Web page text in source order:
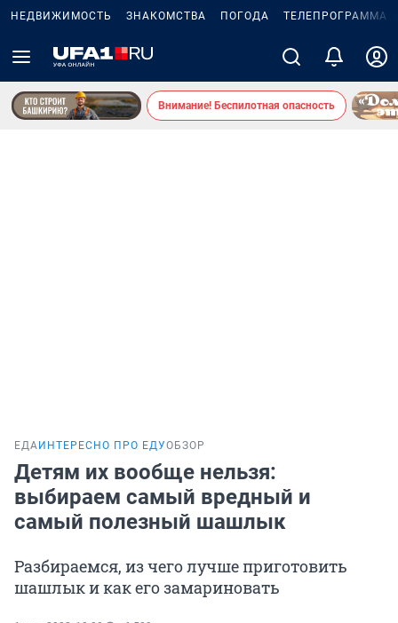
НЕДВИЖИМОСТЬ ЗНАКОМСТВА ПОГОДА ТЕЛЕПРОГРАММА
Внимание! Беспилотная опасность
ЕДА ИНТЕРЕСНО ПРО ЕДУОБЗОР
Детям их вообще нельзя:
выбираем самый вредный и
самый полезный шашлык
Разбираемся, из чего лучше приготовить
шашлык и как его замариновать